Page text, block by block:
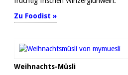
Zu Foodist »
Weihnachts-Müsli